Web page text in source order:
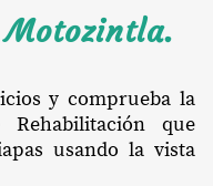
y comprueba la
que
usando la vista